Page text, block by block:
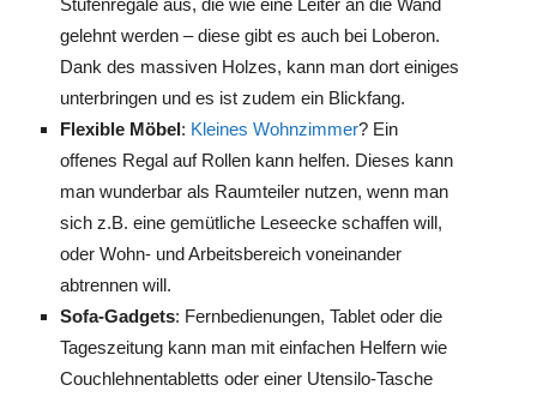
Stufenregale aus, die wie eine Leiter an die Wand
gelehnt werden – diese gibt es auch bei Loberon.
Dank des massiven Holzes, kann man dort einiges
unterbringen und es ist zudem ein Blickfang.
Flexible Möbel: Kleines Wohnzimmer? Ein
offenes Regal auf Rollen kann helfen. Dieses kann
man wunderbar als Raumteiler nutzen, wenn man
sich z.B. eine gemütliche Leseecke schaffen will,
oder Wohn- und Arbeitsbereich voneinander
abtrennen will.
Sofa-Gadgets: Fernbedienungen, Tablet oder die
Tageszeitung kann man mit einfachen Helfern wie
Couchlehnentabletts oder einer Utensilo-Tasche